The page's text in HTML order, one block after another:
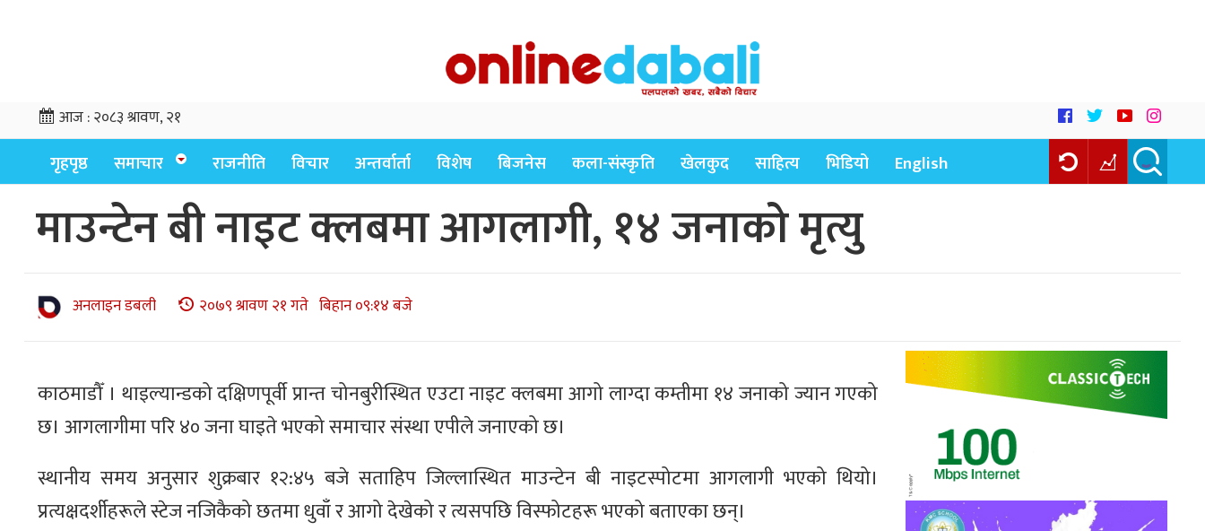
आज :२०८३ श्रावण, २१
गृहपृष्ठ समाचार राजनीति विचार अन्तर्वार्ता विशेष बिजनेस कला-संस्कृति खेलकुद साहित्य भिडियो English
माउन्टेन बी नाइट क्लबमा आगलागी, १४ जनाको मृत्यु
अनलाइन डबली २०७९ श्रावण २१ गते बिहान ०९:१४ बजे
काठमाडौँ । थाइल्यान्डको दक्षिणपूर्वी प्रान्त चोनबुरीस्थित एउटा नाइट क्लबमा आगो लाग्दा कम्तीमा १४ जनाको ज्यान गएको
छ। आगलागीमा परि ४० जना घाइते भएको समाचार संस्था एपीले जनाएको छ।
स्थानीय समय अनुसार शुक्रबार १२:४५ बजे सताहिप जिल्लास्थित माउन्टेन बी नाइटस्पोटमा आगलागी भएको थियो।
प्रत्यक्षदर्शीहरूले स्टेज नजिकैको छतमा धुवाँ र आगो देखेको र त्यसपछि विस्फोटहरू भएको बताएका छन्।